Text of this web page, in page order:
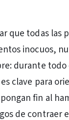
que todas las
inocuos,
durante
clave para
fin al
de contraer